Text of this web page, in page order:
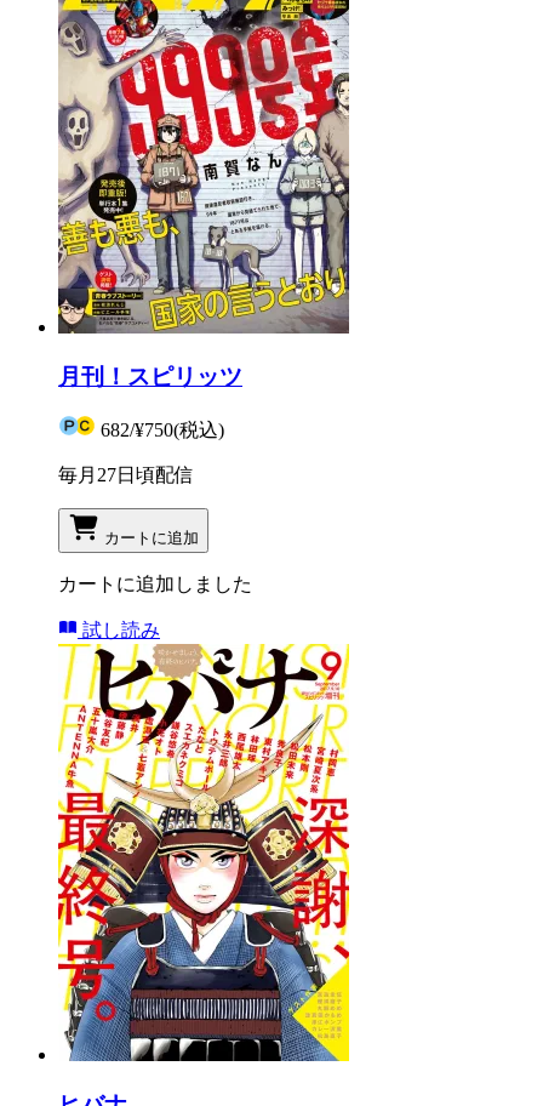
月刊！スピリッツ
682/¥750(税込)
毎月27日頃配信
カートに追加
カートに追加しました
試し読み